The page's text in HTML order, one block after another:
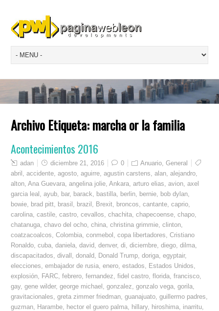
Archivo Etiqueta:marcha or la familia
Acontecimientos 2016
adan diciembre 21, 2016 0 Anuario ,General
abril
,accidente ,agosto ,aguirre ,agustin carstens ,alan ,alejandro
alton ,Ana Guevara ,angelina jolie ,Ankara ,arturo elias ,avion ,axel
garcia leal
,ayub bar, barack bastilla berlin bernie bob dylan
bowie
brad pitt brasil brazil Brexit broncos ,cantante ,caprio
carolina ,castile ,castro ,cevallos ,chachita ,chapecoense ,chapo
chatanuga ,chavo del ocho ,china ,christina grimmie ,clinton
coatzacoalcos ,Colombia ,conmebol ,copa libertadores ,Cristiano
Ronaldo ,cuba ,daniela ,david ,denver,di ,diciembre ,diego ,dilma
discapacitados ,divall ,donald Donald Trump ,doriga ,egyptair,
elecciones ,embajador de rusia ,enero ,estados Estados Unidos
explosión
FARC ,febrero ,fernandez ,fidel castro ,florida ,francisco
gay,gene wilder,george michael ,gonzalez ,gonzalo vega ,gorila
gravitacionales ,greta zimmer friedman ,guanajuato ,guillermo padres
guzman
Harambe hector el guero palma hillary, hiroshima inarritu